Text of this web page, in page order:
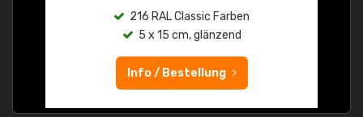
216 RAL Classic Farben
5 x 15 cm, glänzend
Info / Bestellung